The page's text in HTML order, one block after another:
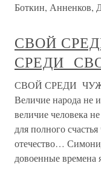
Боткин, Анненков,
СВОЙ
СРЕДИ
СВОЙ СРЕДИ
Величие народа не
величие человека
для полного
отечество…
довоенные времена